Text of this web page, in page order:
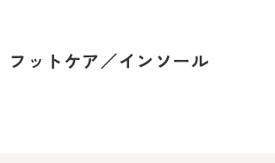
フットケア／インソール